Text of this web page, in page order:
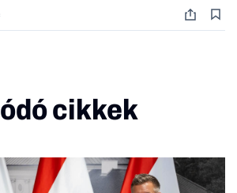
cikkek